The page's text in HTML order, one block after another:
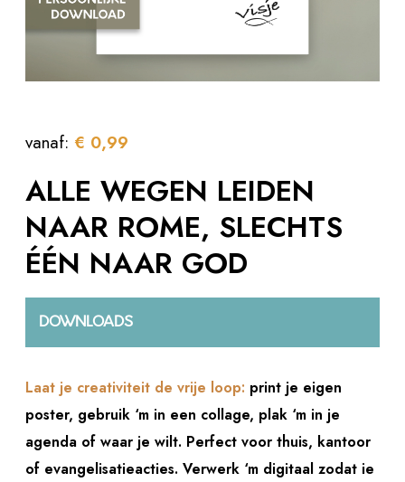
vanaf: € 0,99
ALLE WEGEN LEIDEN
NAAR ROME, SLECHTS
ÉÉN NAAR GOD
DOWNLOADS
Laat je creativiteit de vrije loop: print je eigen
poster, gebruik ‘m in een collage, plak ‘m in je
agenda of waar je wilt. Perfect voor thuis, kantoor
of evangelisatieacties. Verwerk ‘m digitaal zodat ie